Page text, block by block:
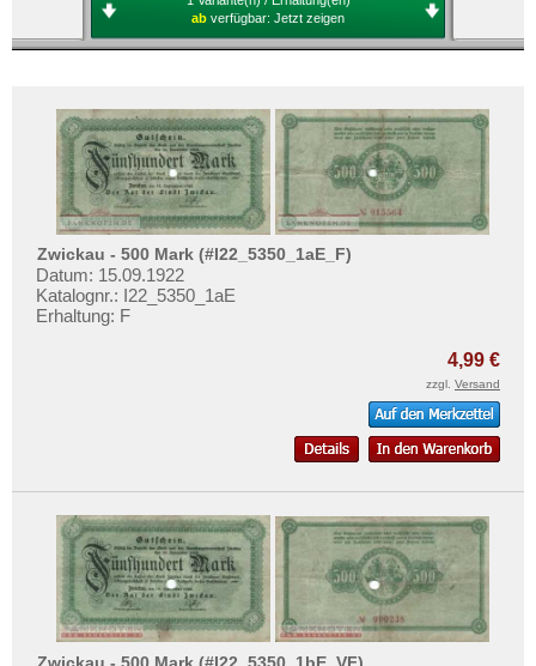
Erhaltungsgrade
Gratisbanknoten
Mehr über...
Zahlungsbedingungen
Privatsphäre und Datenschutz
Widerrufsbelehrung
Liefer- und Versandkosten
AGB
ab verfügbar: Jetzt zeigen
Zwickau - 500 Mark (#I22_5350_1aE_F)
Datum: 15.09.1922
Katalognr.: I22_5350_1aE
Erhaltung: F
4,99 €
zzgl. Versand
Zwickau - 500 Mark (#I22_5350_1bE_VF)